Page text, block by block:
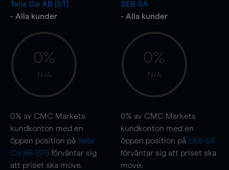
Telia Co AB (ST)
- Alla kunder
0%
N/A
0% av CMC Markets
kundkonton med en
öppen position på Telia
Co AB (ST) förväntar sig
att priset ska move.
SEB SA
- Alla kunder
0%
N/A
0% av CMC Markets
kundkonton med en
öppen position på SEB SA
förväntar sig att priset ska
move.